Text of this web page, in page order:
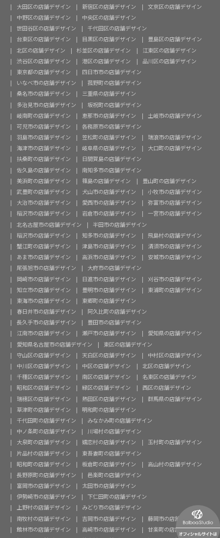
大田区の店舗デザイン
新宿区の店舗デザイン
文京区の店舗デザイン
中野区の店舗デザイン
中央区の店舗デザイン
世田谷区の店舗デザイン
千代田区の店舗デザイン
台東区の店舗デザイン
目黒区の店舗デザイン
豊島区の店舗デザイン
北区の店舗デザイン
杉並区の店舗デザイン
江東区の店舗デザイン
渋谷区の店舗デザイン
港区の店舗デザイン
品川区の店舗デザイン
東京都の店舗デザイン
四日市市の店舗デザイン
いなべ市の店舗デザイン
菰野町の店舗デザイン
桑名市の店舗デザイン
三重県の店舗デザイン
多治見市の店舗デザイン
坂祝町の店舗デザイン
岐南町の店舗デザイン
恵那市の店舗デザイン
土岐市の店舗デザイン
可児市の店舗デザイン
各務原市の店舗デザイン
羽島市の店舗デザイン
笠松町の店舗デザイン
瑞浪市の店舗デザイン
海津市の店舗デザイン
岐阜県の店舗デザイン
大口町の店舗デザイン
扶桑町の店舗デザイン
日間賀島の店舗デザイン
佐久島の店舗デザイン
南知多市の店舗デザイン
美浜町の店舗デザイン
篠島の店舗デザイン
豊山町の店舗デザイン
武豊町の店舗デザイン
犬山市の店舗デザイン
小牧市の店舗デザイン
大治市の店舗デザイン
愛西市の店舗デザイン
弥富市の店舗デザイン
稲沢市の店舗デザイン
岩倉市の店舗デザイン
一宮市の店舗デザイン
北名古屋市の店舗デザイン
半田市の店舗デザイン
稲沢市の店舗デザイン
知多市の店舗デザイン
飛島村の店舗デザイン
蟹江町の店舗デザイン
津島市の店舗デザイン
清須市の店舗デザイン
あま市の店舗デザイン
高浜市の店舗デザイン
安城市の店舗デザイン
尾張旭市の店舗デザイン
大府市の店舗デザイン
岡崎市の店舗デザイン
日進市の店舗デザイン
刈谷市の店舗デザイン
知立市の店舗デザイン
豊明市の店舗デザイン
東浦町の店舗デザイン
東海市の店舗デザイン
東郷町の店舗デザイン
春日井市の店舗デザイン
阿久比町の店舗デザイン
長久手市の店舗デザイン
豊田市の店舗デザイン
江南市の店舗デザイン
瀬戸市の店舗デザイン
愛知県の店舗デザイン
愛知県名古屋市の店舗デザイン
東区の店舗デザイン
守山区の店舗デザイン
天白区の店舗デザイン
中村区の店舗デザイン
中川区の店舗デザイン
中区の店舗デザイン
北区の店舗デザイン
千種区の店舗デザイン
南区の店舗デザイン
名東区の店舗デザイン
昭和区の店舗デザイン
緑区の店舗デザイン
西区の店舗デザイン
瑞穂区の店舗デザイン
熱田区の店舗デザイン
群馬県の店舗デザイン
草津町の店舗デザイン
明和町の店舗デザイン
千代田町の店舗デザイン
みなかみ町の店舗デザイン
中ノ条町の店舗デザイン
川場村の店舗デザイン
大泉町の店舗デザイン
嬬恋村の店舗デザイン
玉村町の店舗デザイン
片品村の店舗デザイン
東吾妻町の店舗デザイン
昭和町の店舗デザイン
板倉町の店舗デザイン
高山村の店舗デザイン
長野原町の店舗デザイン
邑楽町の店舗デザイン
富岡市の店舗デザイン
太田市の店舗デザイン
伊勢崎市の店舗デザイン
下仁田町の店舗デザイン
上野村の店舗デザイン
みどり市の店舗デザイン
南牧村の店舗デザイン
吉岡市の店舗デザイン
藤岡市の店舗デザイン
館林市の店舗デザイン
高崎市の店舗デザイン
甘楽町の店舗デザイン